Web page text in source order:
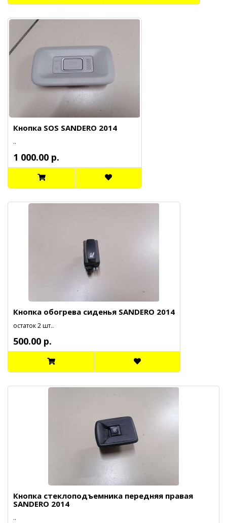
Кнопка SOS SANDERO 2014
..
1 000.00 р.
Кнопка обогрева сиденья SANDERO 2014
остаток 2 шт..
500.00 р.
Кнопка стеклоподъемника передняя правая
SANDERO 2014
..